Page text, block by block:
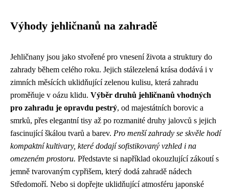
Výhody jehličnanů na zahradě
Jehličnany jsou jako stvořené pro vnesení života a struktury do
zahrady během celého roku. Jejich stálezelená krása dodává i v
zimních měsících uklidňující zelenou kulisu, která zahradu
proměňuje v oázu klidu. Výběr druhů jehličnanů vhodných
pro zahradu je opravdu pestrý, od majestátních borovic a
smrků, přes elegantní tisy až po rozmanité druhy jalovců s jejich
fascinující škálou tvarů a barev. Pro menší zahrady se skvěle hodí
kompaktní kultivary, které dodají sofistikovaný vzhled i na
omezeném prostoru. Představte si například okouzlující zákoutí s
jemně tvarovaným cypřišem, který dodá zahradě nádech
Středomoří. Nebo si dopřejte uklidňující atmosféru japonské